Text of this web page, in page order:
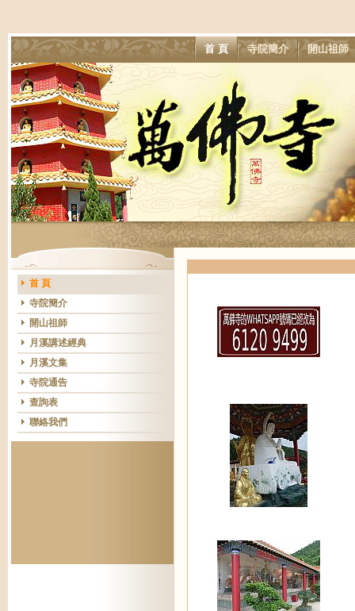
首 頁 寺院簡介 開山祖師
首 頁
寺院簡介
開山祖師
月溪講述經典
月溪文集
寺院通告
查詢表
聯絡我們